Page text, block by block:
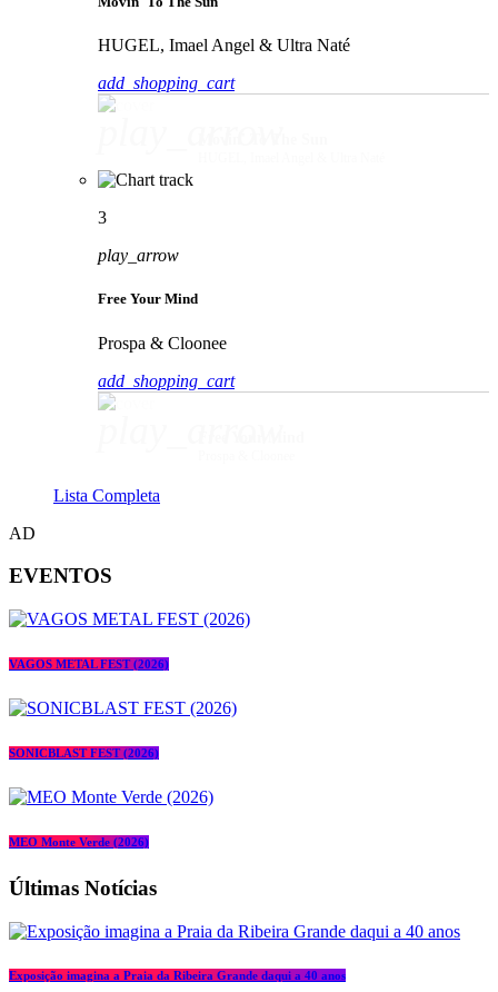
HUGEL, Imael Angel & Ultra Naté
add_shopping_cart
3
play_arrow
Free Your Mind
Prospa & Cloonee
add_shopping_cart
Lista Completa
AD
EVENTOS
VAGOS METAL FEST (2026)
SONICBLAST FEST (2026)
MEO Monte Verde (2026)
Últimas Notícias
Exposição imagina a Praia da Ribeira Grande daqui a 40 anos